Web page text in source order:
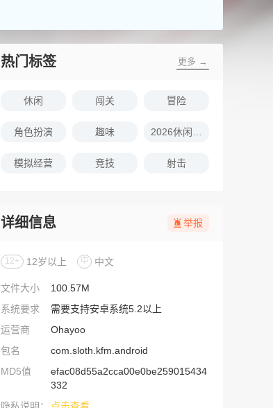
热门标签 更多 →
休闲 闯关 冒险
角色扮演 趣味
模拟经营 竞技 射击
详细信息 举报
12+ 12岁以上 中 中文
文件大小
100.57M
系统要求
需要支持安卓系统5.2以上
运营商
Ohayoo
包名
com.sloth.kfm.android
MD5值
efac08d55a2cca00e0be259015434
332